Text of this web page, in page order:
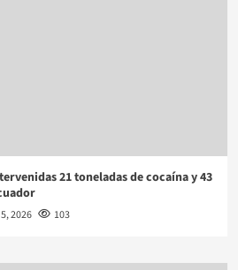
21 toneladas de cocaína y 43
2026 103